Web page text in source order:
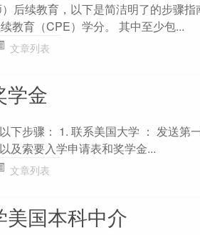
后续教育，以下是简洁明了的步骤
教育（CPE）学分。 其中至少包...
文章列表
学金
下步骤： 1. 联系美国大学 ： 发送第
及索要入学申请表和奖学金...
文章列表
国本科中介